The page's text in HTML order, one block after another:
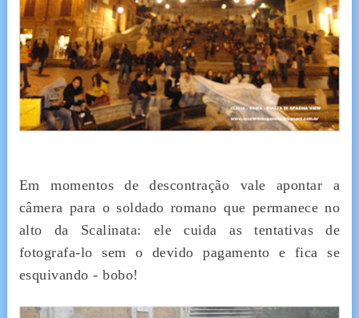
Em momentos de descontração vale apontar a
câmera para o soldado romano que permanece no
alto da Scalinata: ele cuida as tentativas de
fotografa-lo sem o devido pagamento e fica se
esquivando - bobo!